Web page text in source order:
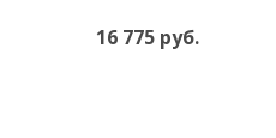
16 775 руб.